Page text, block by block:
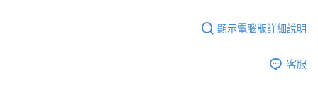
顯示電腦版詳細說明
客服